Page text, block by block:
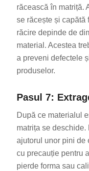
răcească în matriță.
se răcește și capătă
răcire depinde de
material. Acestea
a preveni defectele
produselor.
Pasul 7:
După ce materialul
matrița se
ajutorul unor pini de
cu precauție pentru
pierde forma sau